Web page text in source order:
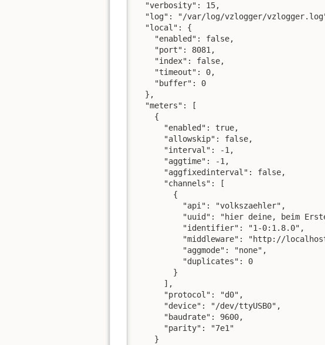
  "verbosity": 15,
"log": "/var/log/vzlogger/
  "local": {
    "enabled": false,
    "port": 8081,
    "index": false,
    "timeout": 0,
    "buffer": 0
  },
  "meters": [
    {
      "enabled": true,
      "allowskip": false,
      "interval": -1,
      "aggtime": -1,
      "aggfixedinterval": false,
      "channels": [
        {
          "api": "volkszaehler",
"uuid": "hier deine, beim
          "identifier": "1-0:1.8.0",
"middleware": "http://
          "aggmode": "none",
          "duplicates": 0
        }
      ],
      "protocol": "d0",
      "device": "/dev/ttyUSB0",
      "baudrate": 9600,
      "parity": "7e1"
    }